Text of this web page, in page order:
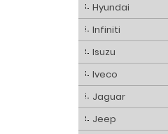
Hyundai
Infiniti
Isuzu
Iveco
Jaguar
Jeep